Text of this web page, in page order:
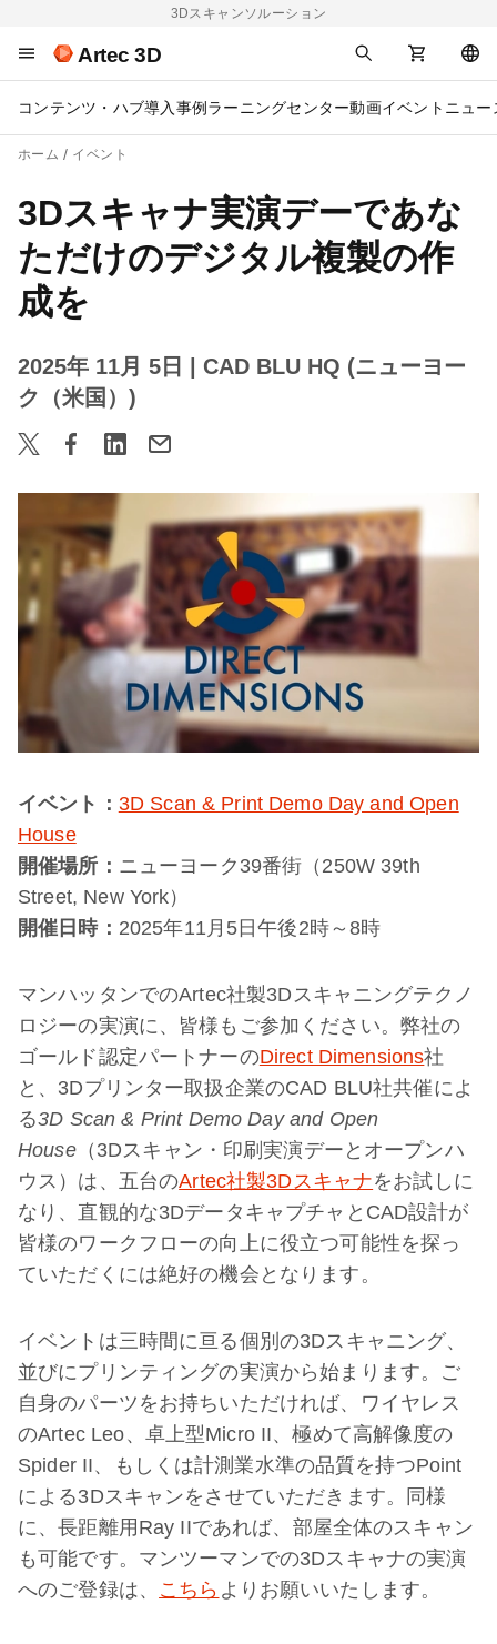
3Dスキャンソルーション
Artec 3D
コンテンツ・ハブ導入事例 ラーニングセンター動画イベント ニュー
ホーム イベント
3Dスキャナ実演デーであな
ただけのデジタル複製の作
成を
2025年 11月 5日
| CAD BLU HQ (ニューヨー
ク（米国）)
イベント： 3D Scan & Print Demo Day and Open
House
開催場所： ニューヨーク39番街（250W 39th
Street, New York）
開催日時： 2025年11月5日午後2時～8時
マンハッタンでのArtec社製3Dスキャニングテクノ
ロジーの実演に、皆様もご参加ください。弊社の
ゴールド認定パートナーのDirect Dimensions社
と、3Dプリンター取扱企業のCAD BLU社共催によ
る3D Scan & Print Demo Day and Open
House（3Dスキャン・印刷実演デーとオープンハ
ウス）は、五台のArtec社製3Dスキャナをお試しに
なり、直観的な3DデータキャプチャとCAD設計が
皆様のワークフローの向上に役立つ可能性を探っ
ていただくには絶好の機会となります。
イベントは三時間に亘る個別の3Dスキャニング、
並びにプリンティングの実演から始まります。ご
自身のパーツをお持ちいただければ、ワイヤレス
のArtec Leo、卓上型Micro II、極めて高解像度の
Spider II、もしくは計測業水準の品質を持つPoint
による3Dスキャンをさせていただきます。同様
に、長距離用Ray IIであれば、部屋全体のスキャン
も可能です。マンツーマンでの3Dスキャナの実演
へのご登録は、 こちら よりお願いいたします。